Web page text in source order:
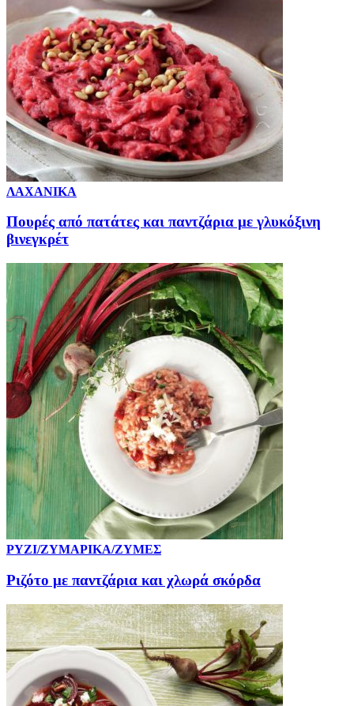
ΛΑΧΑΝΙΚΑ
Πουρές από πατάτες και παντζάρια με γλυκόξινη
βινεγκρέτ
ΡΥΖΙ/ΖΥΜΑΡΙΚΑ/ΖΥΜΕΣ
Ριζότο με παντζάρια και χλωρά σκόρδα